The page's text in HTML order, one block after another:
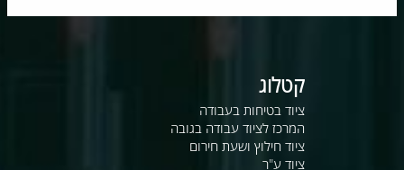
קטלוג
ציוד בטיחות בעבודה
המרכז לציוד עבודה בגובה
ציוד חילוץ ושעת חירום
ציוד ע"ר